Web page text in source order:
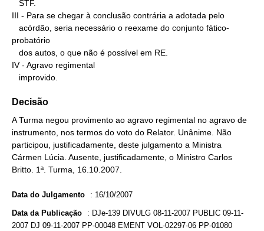
III - Para se chegar à conclusão contrária a adotada pelo
probatório
IV - Agravo regimental
   improvido.
Decisão
A Turma negou provimento ao agravo regimental no agravo de
instrumento, nos termos do voto do Relator. Unânime. Não
participou, justificadamente, deste julgamento a Ministra
Cármen Lúcia. Ausente, justificadamente, o Ministro Carlos
Britto. 1ª. Turma, 16.10.2007.
Data do Julgamento : 16/10/2007
Data da Publicação : DJe-139 DIVULG 08-11-2007 PUBLIC 09-11-
2007 DJ 09-11-2007 PP-00048 EMENT VOL-02297-06 PP-01080